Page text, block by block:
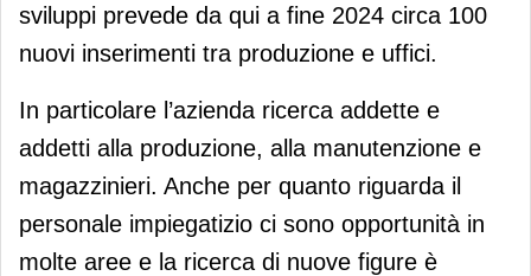
sviluppi prevede da qui a fine 2024 circa 100
nuovi inserimenti tra produzione e uffici.
In particolare l’azienda ricerca addette e
addetti alla produzione, alla manutenzione e
magazzinieri. Anche per quanto riguarda il
personale impiegatizio ci sono opportunità in
molte aree e la ricerca di nuove figure è